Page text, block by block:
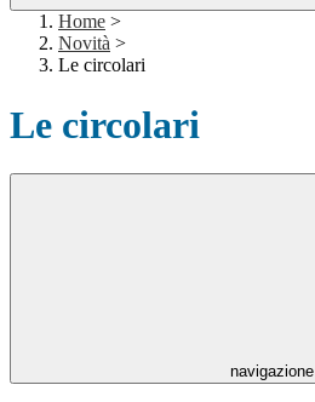
Home >
Novità >
Le circolari
Le circolari
navigazione